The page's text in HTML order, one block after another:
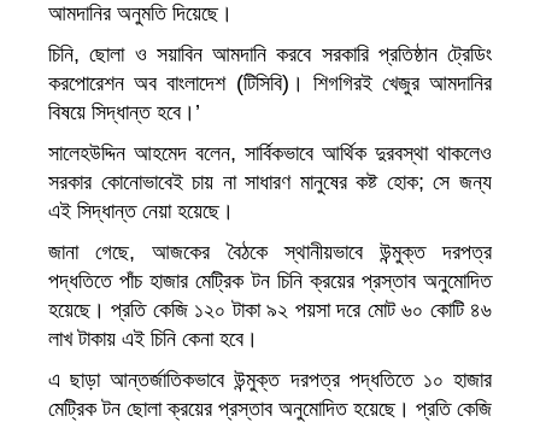
আমদানির অনুমতি দিয়েছে।
চিনি, ছোলা ও সয়াবিন আমদানি করবে সরকারি প্রতিষ্ঠান ট্রেডিং
করপোরেশন অব বাংলাদেশ (টিসিবি)। শিগগিরই খেজুর আমদানির
বিষয়ে সিদ্ধান্ত হবে।’
সালেহউদ্দিন আহমেদ বলেন, সার্বিকভাবে আর্থিক দুরবস্থা থাকলেও
সরকার কোনোভাবেই চায় না সাধারণ মানুষের কষ্ট হোক; সে জন্য
এই সিদ্ধান্ত নেয়া হয়েছে।
জানা গেছে, আজকের বৈঠকে স্থানীয়ভাবে উন্মুক্ত দরপত্র
পদ্ধতিতে পাঁচ হাজার মেট্রিক টন চিনি ক্রয়ের প্রস্তাব অনুমোদিত
হয়েছে। প্রতি কেজি ১২০ টাকা ৯২ পয়সা দরে মোট ৬০ কোটি ৪৬
লাখ টাকায় এই চিনি কেনা হবে।
এ ছাড়া আন্তর্জাতিকভাবে উন্মুক্ত দরপত্র পদ্ধতিতে ১০ হাজার
মেট্রিক টন ছোলা ক্রয়ের প্রস্তাব অনুমোদিত হয়েছে। প্রতি কেজি